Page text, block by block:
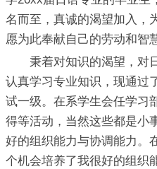
名而至，真诚的渴望加入，
愿为此奉献自己的劳动和智
秉着对知识的渴望，对
认真学习专业知识，现通过
试一级。在系学生会任学习
得等活动，当然这些都是小
好的组织能力与协调能力。
个机会培养了我很好的组织